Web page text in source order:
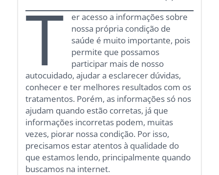
T
er acesso a informações sobre
nossa própria condição de
saúde é muito importante, pois
permite que possamos
participar mais de nosso
autocuidado, ajudar a esclarecer dúvidas,
conhecer e ter melhores resultados com os
tratamentos. Porém, as informações só nos
ajudam quando estão corretas, já que
informações incorretas podem, muitas
vezes, piorar nossa condição. Por isso,
precisamos estar atentos à qualidade do
que estamos lendo, principalmente quando
buscamos na internet.